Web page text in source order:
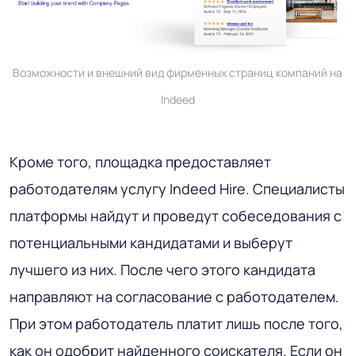
Возможности и внешний вид фирменных страниц компаний на
Indeed
Кроме того, площадка предоставляет
работодателям услугу Indeed Hire. Специалисты
платформы найдут и проведут собеседования с
потенциальными кандидатами и выберут
лучшего из них. После чего этого кандидата
направляют на согласование с работодателем.
При этом работодатель платит лишь после того,
как он одобрит найденного соискателя. Если он